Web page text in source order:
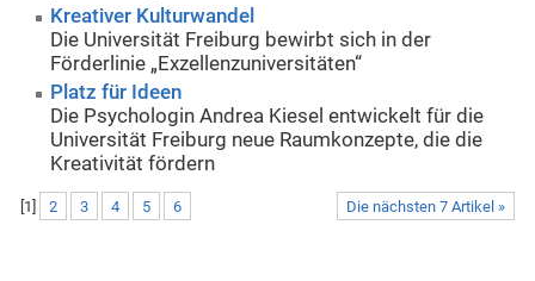
Kreativer Kulturwandel
Die Universität Freiburg bewirbt sich in der
Förderlinie „Exzellenzuniversitäten“
Platz für Ideen
Die Psychologin Andrea Kiesel entwickelt für die
Universität Freiburg neue Raumkonzepte, die die
Kreativität fördern
Die nächsten 7 Artikel »
[1] 2 3 4 5 6